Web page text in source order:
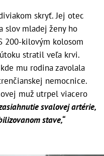
skryť. Jej otec
slov mladej ženy ho
200-kilovým kolosom
stratil veľa krvi.
mu rodina zavolala
nemocnice.
muž utrpel viacero
svalovej artérie,
stave,“